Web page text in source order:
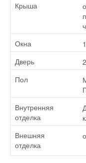
Крыша
Окна
Дверь
Пол
Внутренняя
отделка
Внешняя
отделка